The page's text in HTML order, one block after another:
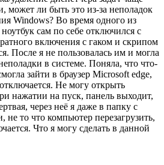
может ли быть это из-за неполадок
Windows? Во время одного из
сам по себе отключился с
включения с гаком и скрипом
После я не пользовалась им и могла
в системе. Поняла, что что-
зайти в браузер Microsoft edge,
Не могу открыть
нажатии на пуск, панель выходит,
через неё я даже в папку с
не то что компьютер перезагрузить,
Что я могу сделать в данной